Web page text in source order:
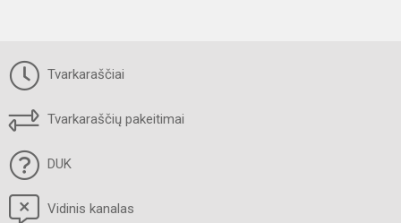
Tvarkaraščiai
Tvarkaraščių pakeitimai
DUK
Vidinis kanalas